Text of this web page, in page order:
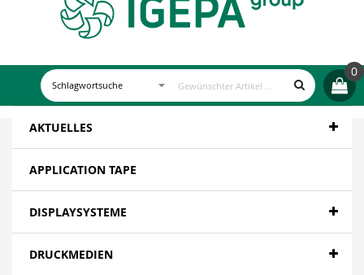
0
AKTUELLES
APPLICATION TAPE
DISPLAYSYSTEME
DRUCKMEDIEN